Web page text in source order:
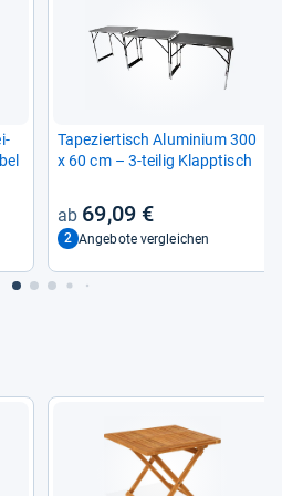
Tape­zier­tisch Alu­mi­nium 300
x 60 cm – 3-​tei­lig Klapp­tisch
69,09 €
2 Angebote vergleichen